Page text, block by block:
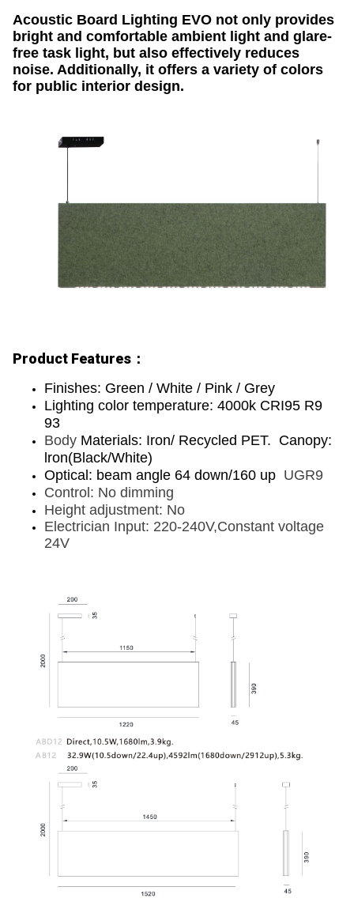
Acoustic Board Lighting EVO not only provides
bright and comfortable ambient light and glare-
free task light, but also effectively reduces
noise. Additionally, it offers a variety of colors
for public interior design.
Product Features：
Finishes: Green / White / Pink / Grey
Lighting color temperature: 4000k CRI95 R9
93
Body Materials: Iron/ Recycled PET. Canopy:
lron(Black/White)
Optical: beam angle 64 down/160 up UGR9
Control: No dimming
Height adjustment: No
Electrician Input: 220-240V,Constant voltage
24V